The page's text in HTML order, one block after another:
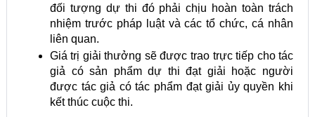
đối tượng dự thi đó phải chịu hoàn toàn trách
nhiệm trước pháp luật và các tổ chức, cá nhân
liên quan.
Giá trị giải thưởng sẽ được trao trực tiếp cho tác
giả có sản phẩm dự thi đạt giải hoặc người
được tác giả có tác phẩm đạt giải ủy quyền khi
kết thúc cuộc thi.